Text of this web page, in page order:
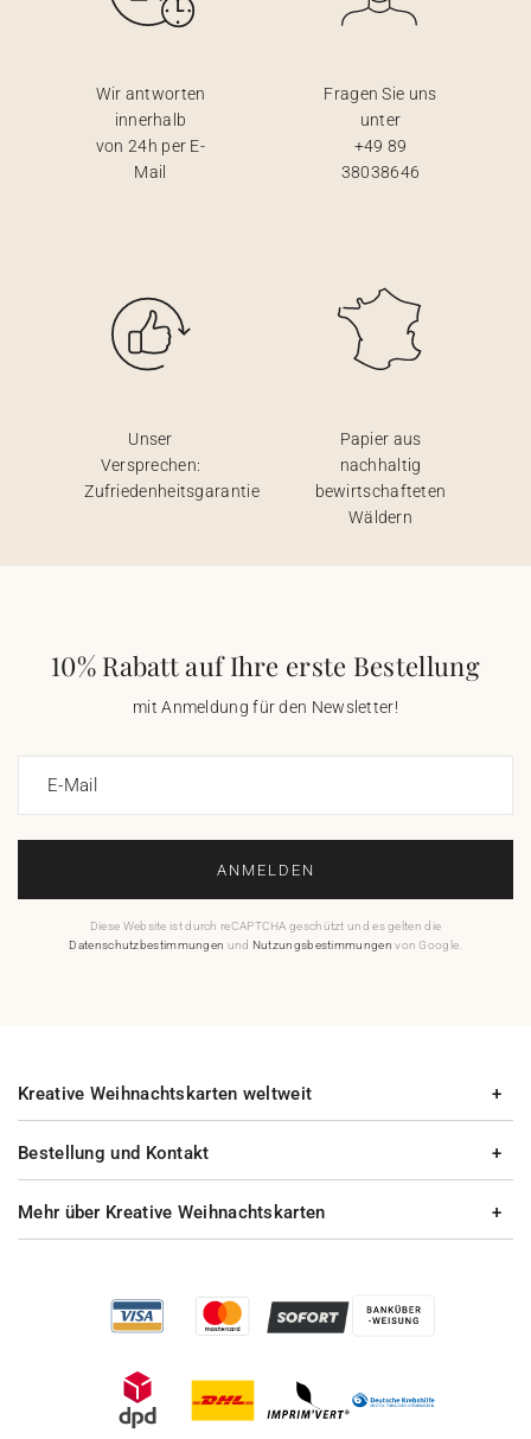
Wir antworten
innerhalb
von 24h per E-
Mail
Fragen Sie uns
unter
+49 89
38038646
Unser
Versprechen:
Zufriedenheitsgarantie
Papier aus
nachhaltig
bewirtschafteten
Wäldern
10% Rabatt auf Ihre erste Bestellung
mit Anmeldung für den Newsletter!
E-Mail
ANMELDEN
Diese Website ist durch reCAPTCHA geschützt und es gelten die
Datenschutzbestimmungen und Nutzungsbestimmungen von Google.
Bestellung und Kontakt
Mehr über Kreative Weihnachtskarten
Kreative Weihnachtskarten weltweit